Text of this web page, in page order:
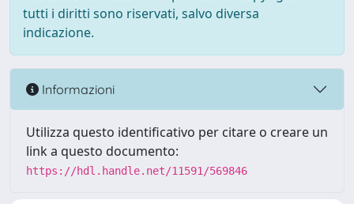
tutti i diritti sono riservati, salvo diversa
indicazione.
Informazioni
Utilizza questo identificativo per citare o creare un
link a questo documento:
https://hdl.handle.net/11591/569846